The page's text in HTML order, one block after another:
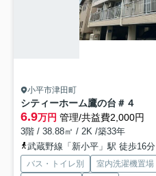
小平市津田町
シティーホーム鷹の台＃４
6.9万円 管理/共益費2,000円
3階 / 38.88㎡ / 2K /築33年
武蔵野線「新小平」駅 徒歩16分
バス・トイレ別 室内洗濯機置場